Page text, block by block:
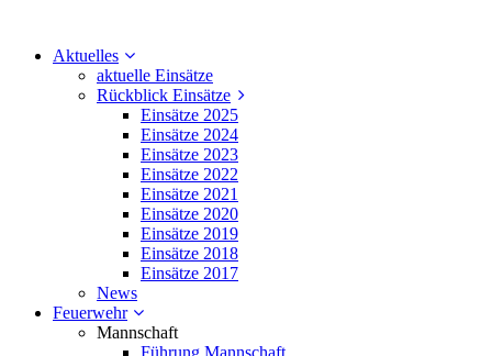
Aktuelles
aktuelle Einsätze
Rückblick Einsätze
Einsätze 2025
Einsätze 2024
Einsätze 2023
Einsätze 2022
Einsätze 2021
Einsätze 2020
Einsätze 2019
Einsätze 2018
Einsätze 2017
News
Feuerwehr
Mannschaft
Führung Mannschaft